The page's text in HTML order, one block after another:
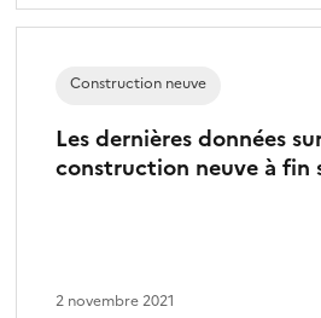
Les dernières données
construction neuve à fin
Construction neuve
2 novembre 2021